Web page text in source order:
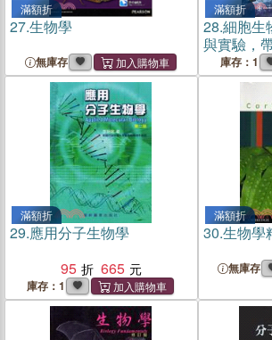
滿額折
27.生物學
無庫存
滿額折
28.細胞生
與實驗，
米世界
庫存：1
滿額折
29.應用分子生物學
95
665
庫存：1
滿額折
30.生物學
無庫存